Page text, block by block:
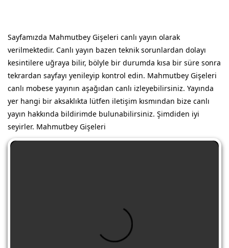
Sayfamızda Mahmutbey Gişeleri canlı yayın olarak
verilmektedir. Canlı yayın bazen teknik sorunlardan dolayı
kesintilere uğraya bilir, bölyle bir durumda kısa bir süre sonra
tekrardan sayfayı yenileyip kontrol edin. Mahmutbey Gişeleri
canlı mobese yayının aşağıdan canlı izleyebilirsiniz. Yayında
yer hangi bir aksaklıkta lütfen iletişim kısmından bize canlı
yayın hakkında bildirimde bulunabilirsiniz. Şimdiden iyi
seyirler. Mahmutbey Gişeleri